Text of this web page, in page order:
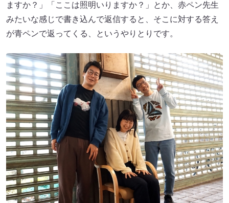
ますか？」「ここは照明いりますか？」とか、赤ペン先生
みたいな感じで書き込んで返信すると、そこに対する答え
が青ペンで返ってくる、というやりとりです。